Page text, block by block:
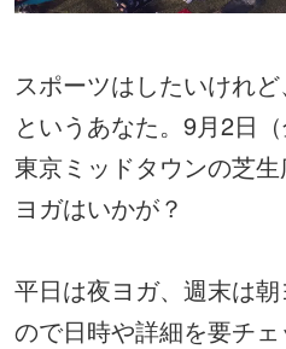
スポーツはしたいけれ
というあなた。9月2日
東京ミッドタウンの芝
ヨガはいかが？
平日は夜ヨガ、週末は
ので日時や詳細を要チ